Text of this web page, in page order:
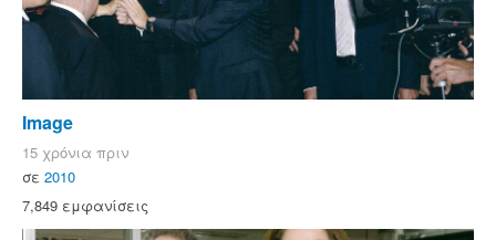
Image
15 χρόνια πριν
σε 2010
7,849 εμφανίσεις